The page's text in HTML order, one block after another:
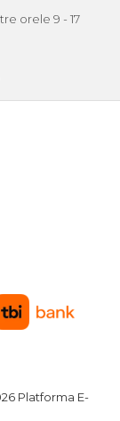
orele 9 - 17
Platforma E-